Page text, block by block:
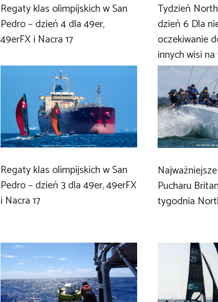
Regaty klas olimpijskich w San
Pedro – dzień 4 dla 49er,
49erFX i Nacra 17
Tydzień
dzień 6 Dla
oczekiwanie
innych wisi na
Regaty klas olimpijskich w San
Pedro – dzień 3 dla 49er, 49erFX
i Nacra 17
Pucharu
tygodnia